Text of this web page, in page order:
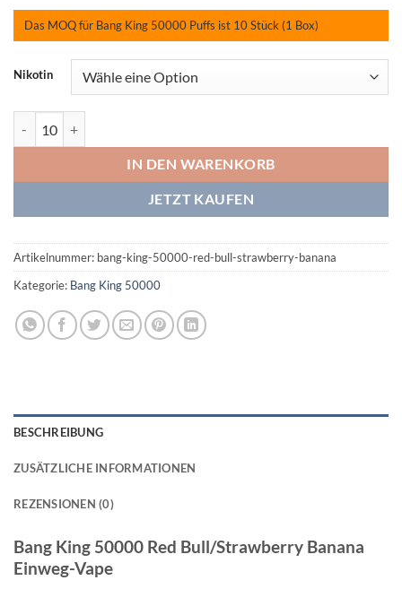
Das MOQ für Bang King 50000 Puffs ist 10 Stück (1 Box)
Nikotin
IN DEN WARENKORB
JETZT KAUFEN
Artikelnummer: bang-king-50000-red-bull-strawberry-banana
Kategorie: Bang King 50000
BESCHREIBUNG
ZUSÄTZLICHE INFORMATIONEN
REZENSIONEN (0)
Bang King 50000 Red Bull/Strawberry Banana
Einweg-Vape